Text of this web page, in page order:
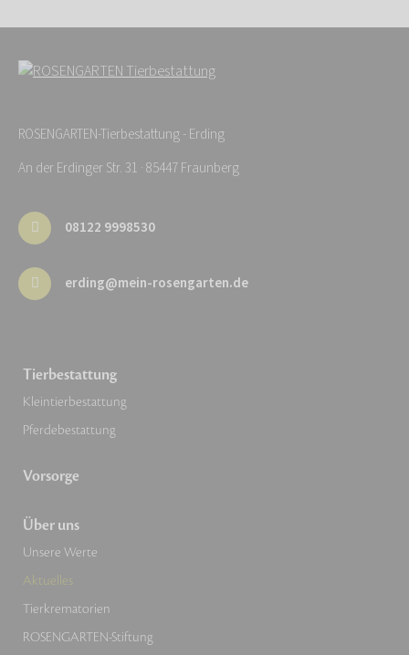
ROSENGARTEN-Tierbestattung - Erding
An der Erdinger Str. 31 · 85447 Fraunberg
08122 9998530
erding@mein-rosengarten.de
Tierbestattung
Kleintierbestattung
Pferdebestattung
Vorsorge
Über uns
Unsere Werte
Aktuelles
Tierkrematorien
ROSENGARTEN-Stiftung